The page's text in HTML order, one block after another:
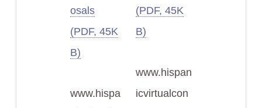
osals
(PDF, 45K
B)
www.hispa
(PDF, 45K
B)
www.hispan
icvirtualcon